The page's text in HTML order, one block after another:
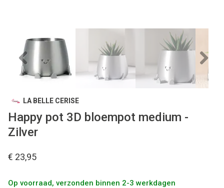
Previous
LA BELLE CERISE
Happy pot 3D bloempot medium -
Zilver
€ 23,95
Op voorraad, verzonden binnen 2-3 werkdagen